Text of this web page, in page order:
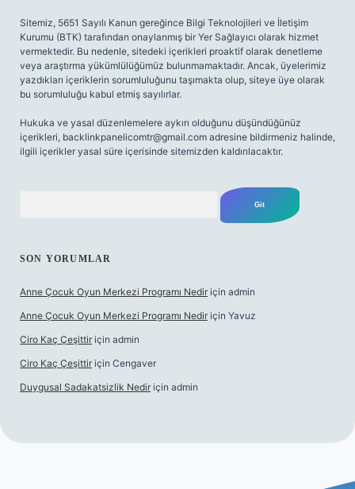
Sitemiz, 5651 Sayılı Kanun gereğince Bilgi Teknolojileri ve İletişim
Kurumu (BTK) tarafından onaylanmış bir Yer Sağlayıcı olarak hizmet
vermektedir. Bu nedenle, sitedeki içerikleri proaktif olarak denetleme
veya araştırma yükümlülüğümüz bulunmamaktadır. Ancak, üyelerimiz
yazdıkları içeriklerin sorumluluğunu taşımakta olup, siteye üye olarak
bu sorumluluğu kabul etmiş sayılırlar.
Hukuka ve yasal düzenlemelere aykırı olduğunu düşündüğünüz
içerikleri, backlinkpanelicomtr@gmail.com adresine bildirmeniz halinde,
ilgili içerikler yasal süre içerisinde sitemizden kaldırılacaktır.
SON YORUMLAR
Anne Çocuk Oyun Merkezi Programı Nedir için admin
Anne Çocuk Oyun Merkezi Programı Nedir için Yavuz
Ciro Kaç Çeşittir için admin
Ciro Kaç Çeşittir için Cengaver
Duygusal Sadakatsizlik Nedir için admin